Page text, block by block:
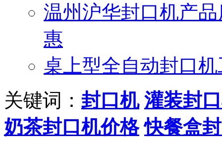
温州沪华封口机产
惠
桌上型全自动封口
关键词： 封口机 灌装封
奶茶封口机价格 快餐盒